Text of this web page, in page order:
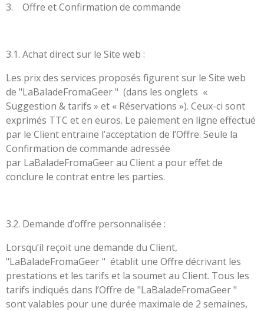
3. Offre et Confirmation de commande
3.1. Achat direct sur le Site web :
Les prix des services proposés figurent sur le Site web
de "LaBaladeFromaGeer" (dans les onglets «
Suggestion & tarifs » et « Réservations »). Ceux-ci sont
exprimés TTC et en euros. Le paiement en ligne effectué
par le Client entraine l’acceptation de l’Offre. Seule la
Confirmation de commande adressée
par LaBaladeFromaGeerau Client a pour effet de
conclure le contrat entre les parties.
3.2. Demande d’offre personnalisée :
Lorsqu’il reçoit une demande du Client,
"LaBaladeFromaGeer " établit une Offre décrivant les
prestations et les tarifs et la soumet au Client. Tous les
tarifs indiqués dans l’Offre de "LaBaladeFromaGeer "
sont valables pour une durée maximale de 2 semaines,